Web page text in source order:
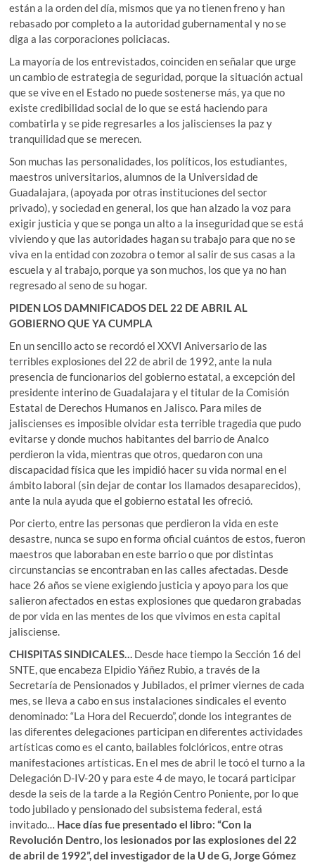
están a la orden del día, mismos que ya no tienen freno y han
rebasado por completo a la autoridad gubernamental y no se
diga a las corporaciones policiacas.
La mayoría de los entrevistados, coinciden en señalar que urge
un cambio de estrategia de seguridad, porque la situación actual
que se vive en el Estado no puede sostenerse más, ya que no
existe credibilidad social de lo que se está haciendo para
combatirla y se pide regresarles a los jaliscienses la paz y
tranquilidad que se merecen.
Son muchas las personalidades, los políticos, los estudiantes,
maestros universitarios, alumnos de la Universidad de
Guadalajara, (apoyada por otras instituciones del sector
privado), y sociedad en general, los que han alzado la voz para
exigir justicia y que se ponga un alto a la inseguridad que se está
viviendo y que las autoridades hagan su trabajo para que no se
viva en la entidad con zozobra o temor al salir de sus casas a la
escuela y al trabajo, porque ya son muchos, los que ya no han
regresado al seno de su hogar.
PIDEN LOS DAMNIFICADOS DEL 22 DE ABRIL AL
GOBIERNO QUE YA CUMPLA
En un sencillo acto se recordó el XXVI Aniversario de las
terribles explosiones del 22 de abril de 1992, ante la nula
presencia de funcionarios del gobierno estatal, a excepción del
presidente interino de Guadalajara y el titular de la Comisión
Estatal de Derechos Humanos en Jalisco. Para miles de
jaliscienses es imposible olvidar esta terrible tragedia que pudo
evitarse y donde muchos habitantes del barrio de Analco
perdieron la vida, mientras que otros, quedaron con una
discapacidad física que les impidió hacer su vida normal en el
ámbito laboral (sin dejar de contar los llamados desaparecidos),
ante la nula ayuda que el gobierno estatal les ofreció.
Por cierto, entre las personas que perdieron la vida en este
desastre, nunca se supo en forma oficial cuántos de estos, fueron
maestros que laboraban en este barrio o que por distintas
circunstancias se encontraban en las calles afectadas. Desde
hace 26 años se viene exigiendo justicia y apoyo para los que
salieron afectados en estas explosiones que quedaron grabadas
de por vida en las mentes de los que vivimos en esta capital
jalisciense.
CHISPITAS SINDICALES… Desde hace tiempo la Sección 16 del
SNTE, que encabeza Elpidio Yáñez Rubio, a través de la
Secretaría de Pensionados y Jubilados, el primer viernes de cada
mes, se lleva a cabo en sus instalaciones sindicales el evento
denominado: “La Hora del Recuerdo”, donde los integrantes de
las diferentes delegaciones participan en diferentes actividades
artísticas como es el canto, bailables folclóricos, entre otras
manifestaciones artísticas. En el mes de abril le tocó el turno a la
Delegación D-IV-20 y para este 4 de mayo, le tocará participar
desde la seis de la tarde a la Región Centro Poniente, por lo que
todo jubilado y pensionado del subsistema federal, está
invitado… Hace días fue presentado el libro: “Con la
Revolución Dentro, los lesionados por las explosiones del 22
de abril de 1992”, del investigador de la U de G, Jorge Gómez